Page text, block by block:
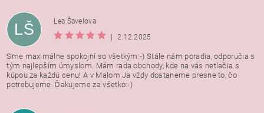
LŠ
Lea Šavelova
|
2.12.2025
Sme maximálne spokojní so všetkým:-) Stále nám poradia, odporučia s
tým najlepším úmyslom. Mám rada obchody, kde na vás netlačia s
kúpou za každú cenu! A v Malom Ja vždy dostaneme presne to, čo
potrebujeme. Ďakujeme za všetko:-)